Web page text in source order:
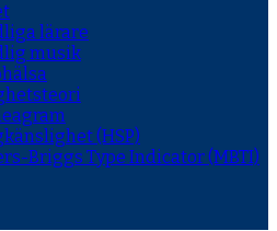
lärare
musik
(HSP)
Briggs Type Indicator (MBTI)